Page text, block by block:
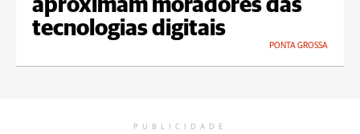
aproximam moradores das
tecnologias digitais
PONTA GROSSA
PUBLICIDADE